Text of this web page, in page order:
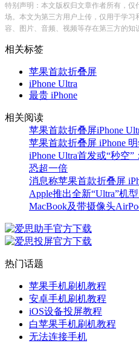
特别声明：本文版权归文章作者所有，
场。本文为第三方用户上传，仅用于学
容、图片、音频、视频等存在第三方的知
相关标签
苹果首款折叠屏
iPhone Ultra
最贵 iPhone
相关阅读
苹果首款折叠屏iPhone
苹果首款折叠屏 iPhone
iPhone Ultra首发或“秒空
恐超一倍
消息称苹果首款折叠屏
Apple推出全新“Ultra”机
MacBook及带摄像头
热门话题
苹果手机刷机教程
安卓手机刷机教程
iOS设备投屏教程
白苹果手机刷机教程
无法连接手机